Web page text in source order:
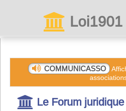
Loi1901
Connexion
Abonnez-vous à LettrAsso
COMMUNICASSO
Le Forum juridique